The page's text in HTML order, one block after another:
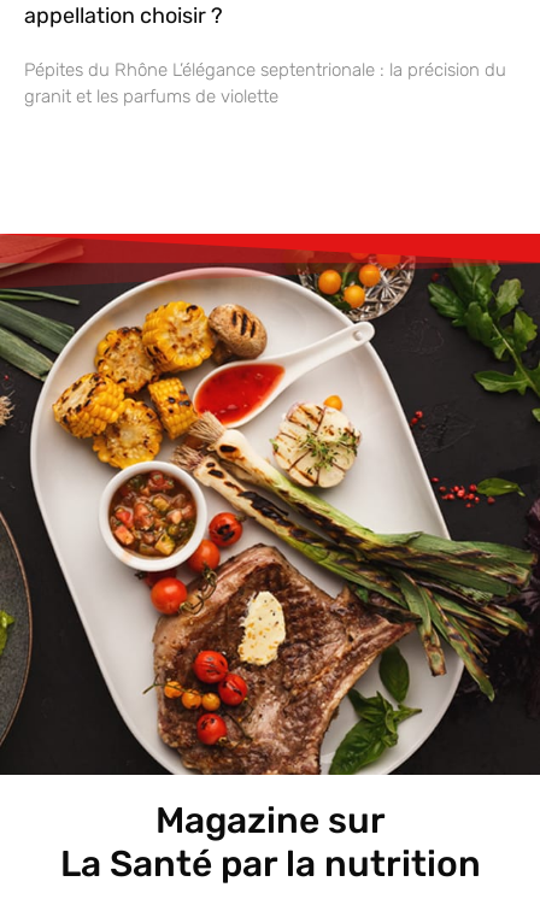
appellation choisir ?
Pépites du Rhône L’élégance septentrionale : la précision du
granit et les parfums de violette
Magazine sur
La Santé par la nutrition